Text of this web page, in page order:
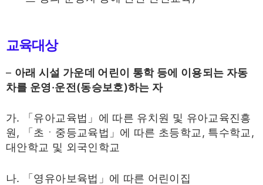
교육대상
– 아래 시설 가운데 어린이 통학 등에 이용되는 자동
차를 운영·운전(동승보호)하는 자
가. 「유아교육법」에 따른 유치원 및 유아교육진흥
원, 「초ㆍ중등교육법」에 따른 초등학교, 특수학교,
대안학교 및 외국인학교
나. 「영유아보육법」에 따른 어린이집